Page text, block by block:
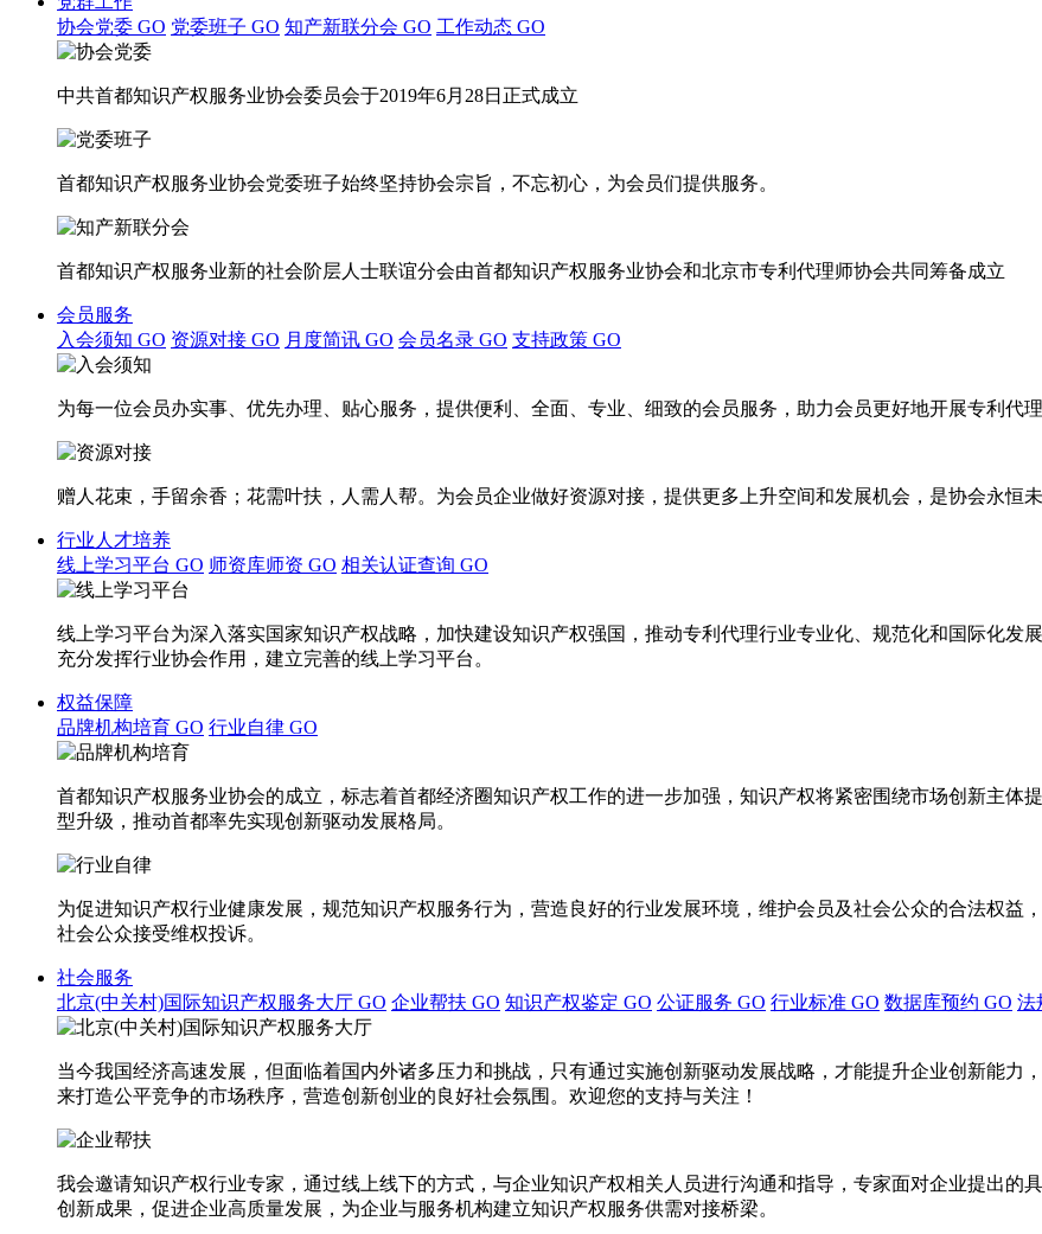
协会党委 GO 党委班子 GO 知产新联分会 GO 工作动态 GO
中共首都知识产权服务业协会委员会于2019年6月28日正式成立
首都知识产权服务业协会党委班子始终坚持协会宗旨，不忘初心，为会员们提供服务。
首都知识产权服务业新的社会阶层人士联谊分会由首都知识产权服务业协会和北京市专利代理师协会共同筹备成立
会员服务
入会须知 GO 资源对接 GO 月度简讯 GO 会员名录 GO 支持政策 GO
为每一位会员办实事、优先办理、贴心服务，提供便利、全面、专业、细致的会员服务，助力会员更好地开展专利代
赠人花束，手留余香；花需叶扶，人需人帮。为会员企业做好资源对接，提供更多上升空间和发展机会，是协会永恒未
行业人才培养
线上学习平台 GO 师资库师资 GO 相关认证查询 GO
线上学习平台为深入落实国家知识产权战略，加快建设知识产权强国，推动专利代理行业专业化、规范化和国际化发
充分发挥行业协会作用，建立完善的线上学习平台。
权益保障
品牌机构培育 GO 行业自律 GO
首都知识产权服务业协会的成立，标志着首都经济圈知识产权工作的进一步加强，知识产权将紧密围绕市场创新主体
型升级，推动首都率先实现创新驱动发展格局。
为促进知识产权行业健康发展，规范知识产权服务行为，营造良好的行业发展环境，维护会员及社会公众的合法权
社会公众接受维权投诉。
社会服务
北京(中关村)国际知识产权服务大厅 GO 企业帮扶 GO 知识产权鉴定 GO 公证服务 GO 行业标准 GO 数据库预约 GO 法
当今我国经济高速发展，但面临着国内外诸多压力和挑战，只有通过实施创新驱动发展战略，才能提升企业创新能力
来打造公平竞争的市场秩序，营造创新创业的良好社会氛围。欢迎您的支持与关注！
我会邀请知识产权行业专家，通过线上线下的方式，与企业知识产权相关人员进行沟通和指导，专家面对企业提出的
创新成果，促进企业高质量发展，为企业与服务机构建立知识产权服务供需对接桥梁。